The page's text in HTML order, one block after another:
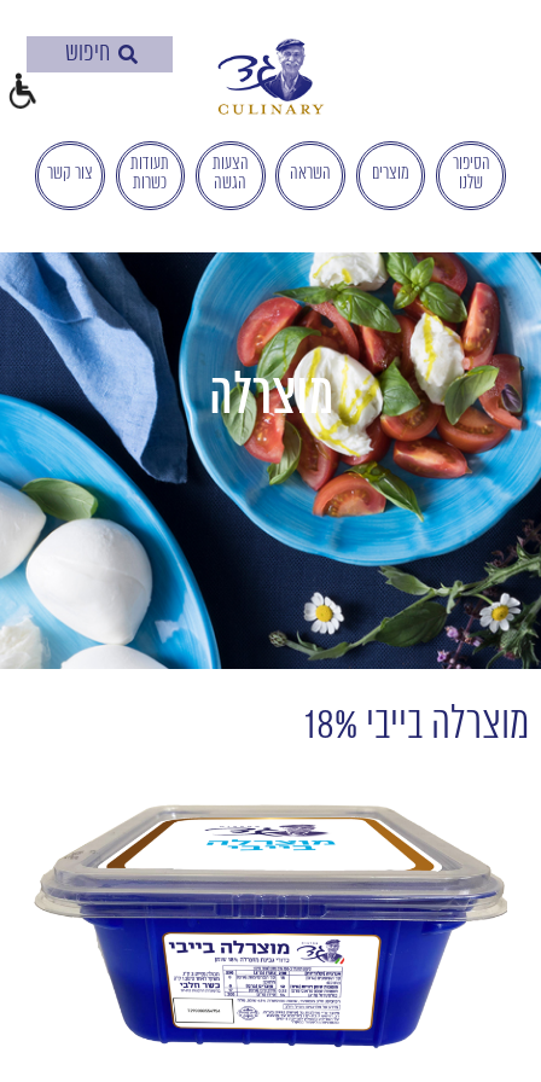
הישראלי
לְהַנְגָּשָׁת
אָתָרִים".
הַמְּסַיַּעַת
לִנְגִישׁוּת
הָאֲתָר.
לִפְתִיחַת
תַּפְרִיט
הֵנְּגִישׁוּת
לְחַץ
ALT+0
הסיפור
שלנו
מוצרים השראה
הצעות
הגשה
תעודות
כשרות
צור קשר
מוצרלה
מוצרלה בייבי 18%